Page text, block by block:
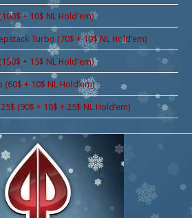
+ 10$ NL Hold'em)
Turbo (70$ + 10$ NL Hold’em)
+ 15$ NL Hold'em)
+ 10$ NL Hold’em)
(90$ + 10$ + 25$ NL Hold’em)